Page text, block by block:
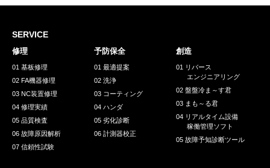
SERVICE
修理
01 基板修理
02 FA機器修理
03 NC装置修理
04 修理実績
05 品質検査
06 故障原因解析
07 信頼性試験
予防保全
01 最適提案
02 洗浄
03 コーティング
04 ハンダ
05 劣化診断
06 計測器校正
創造
01 リバース
エンジニアリング
02 盤盤冷ま～す君
03 まも～る君
04 リアルタイム設備
稼働管理ソフト
05 故障予知診断ツール